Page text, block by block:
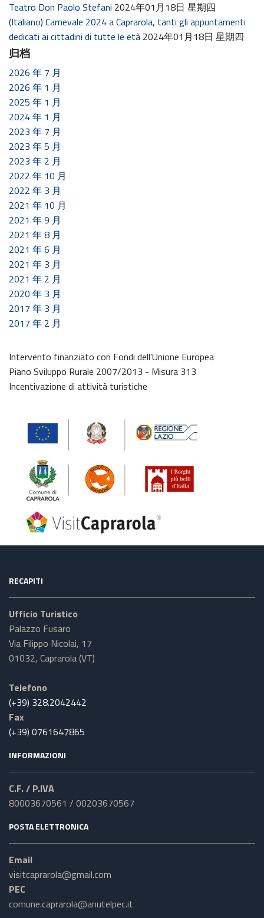
Teatro Don Paolo Stefani 2024年01月18日 星期四
(Italiano) Carnevale 2024 a Caprarola, tanti gli appuntamenti
dedicati ai cittadini di tutte le età 2024年01月18日 星期四
归档
2026 年 7 月
2026 年 1 月
2025 年 1 月
2024 年 1 月
2023 年 7 月
2023 年 5 月
2023 年 2 月
2022 年 10 月
2022 年 3 月
2021 年 10 月
2021 年 9 月
2021 年 8 月
2021 年 6 月
2021 年 3 月
2021 年 2 月
2020 年 3 月
2017 年 3 月
2017 年 2 月
Intervento finanziato con Fondi dell’Unione Europea
Piano Sviluppo Rurale 2007/2013 - Misura 313
Incentivazione di attività turistiche
RECAPITI
Ufficio Turistico
Palazzo Fusaro
Via Filippo Nicolai, 17
01032, Caprarola (VT)
Telefono
(+39) 328.2042442
Fax
(+39) 0761647865
INFORMAZIONI
C.F. / P.IVA
80003670561 / 00203670567
POSTA ELETTRONICA
Email
visitcaprarola@gmail.com
PEC
comune.caprarola@anutelpec.it